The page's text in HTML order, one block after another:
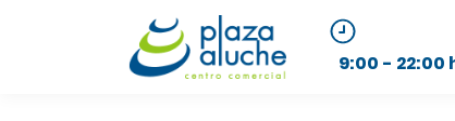
9:00 - 22:00